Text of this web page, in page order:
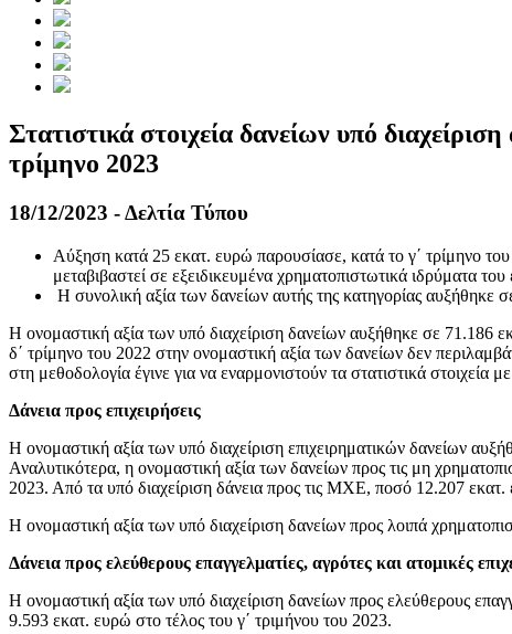
Στατιστικά στοιχεία δανείων υπό
τρίμηνο 2023
18/12/2023 - Δελτία Τύπου
Αύξηση κατά 25 εκατ. ευρώ παρουσίασε, κατά το γ΄ τρίμηνο
μεταβιβαστεί σε εξειδικευμένα χρηματοπιστωτικά ιδρύματα του
Η συνολική αξία των δανείων αυτής της κατηγορίας αυξήθηκε
Η ονομαστική αξία των υπό διαχείριση δανείων αυξήθηκε σε 71.186
δ΄ τρίμηνο του 2022 στην ονομαστική αξία των δανείων δεν
στη μεθοδολογία έγινε για να εναρμονιστούν τα στατιστικά στοιχεία
Δάνεια προς επιχειρήσεις
Η ονομαστική αξία των υπό διαχείριση επιχειρηματικών δανείων
Αναλυτικότερα, η ονομαστική αξία των δανείων προς τις μη
2023. Από τα υπό διαχείριση δάνεια προς τις ΜΧΕ, ποσό 12.207
Η ονομαστική αξία των υπό διαχείριση δανείων προς λοιπά
Δάνεια προς ελεύθερους επαγγελματίες, αγρότες και ατομικές
Η ονομαστική αξία των υπό διαχείριση δανείων προς ελεύθερους
9.593 εκατ. ευρώ στο τέλος του γ΄ τριμήνου του 2023.